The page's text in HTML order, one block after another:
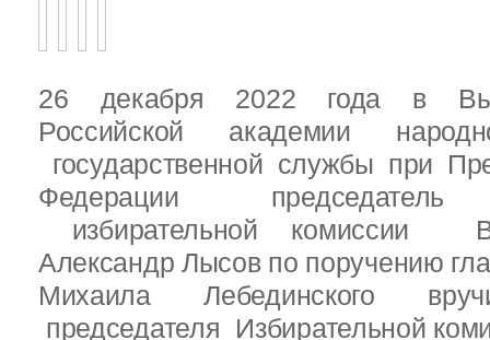
26 декабря 2022 года в
Российской академии
государственной службы при
Федерации председатель
избирательной комиссии
Александр Лысов по поручению
Михаила Лебединского
председателя Избирательной